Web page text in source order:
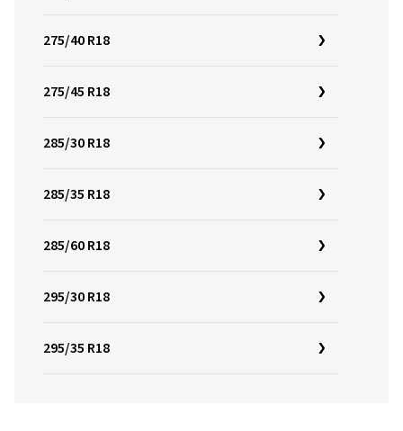
275/40 R18
275/45 R18
285/30 R18
285/35 R18
285/60 R18
295/30 R18
295/35 R18